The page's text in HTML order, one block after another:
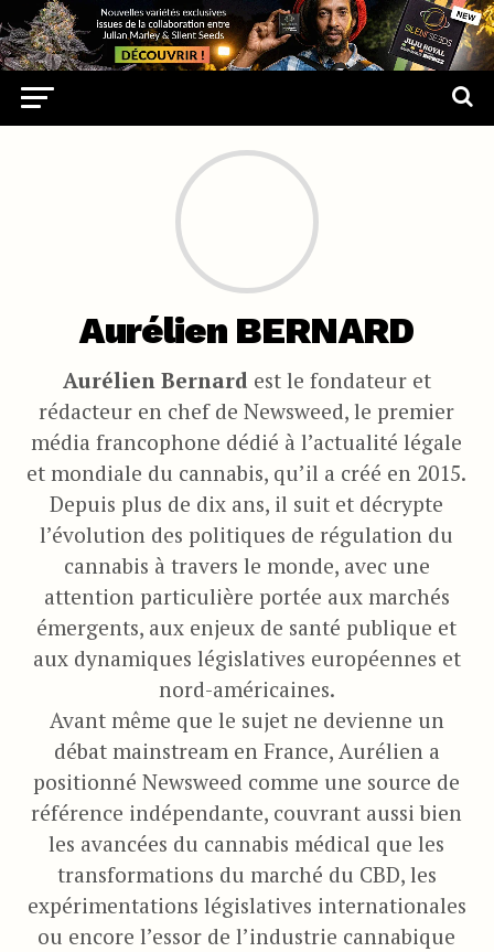
Aurélien BERNARD
Aurélien Bernard est le fondateur et
rédacteur en chef de Newsweed, le premier
média francophone dédié à l’actualité légale
et mondiale du cannabis, qu’il a créé en 2015.
Depuis plus de dix ans, il suit et décrypte
l’évolution des politiques de régulation du
cannabis à travers le monde, avec une
attention particulière portée aux marchés
émergents, aux enjeux de santé publique et
aux dynamiques législatives européennes et
nord-américaines.
Avant même que le sujet ne devienne un
débat mainstream en France, Aurélien a
positionné Newsweed comme une source de
référence indépendante, couvrant aussi bien
les avancées du cannabis médical que les
transformations du marché du CBD, les
expérimentations législatives internationales
ou encore l’essor de l’industrie cannabique